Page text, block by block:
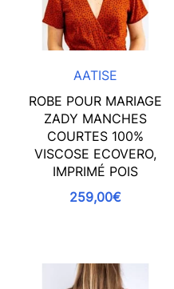
AATISE
ROBE POUR MARIAGE
ZADY MANCHES
COURTES 100%
VISCOSE ECOVERO,
IMPRIMÉ POIS
259,00€